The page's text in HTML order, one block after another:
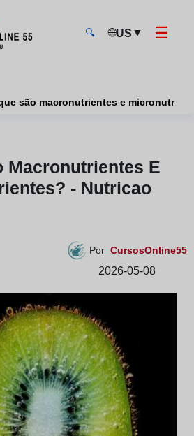
🔍 🌐US ▼ ☰
são macronutrientes e
Macronutrientes E
- Nutricao
Por CursosOnline55
2026-05-08